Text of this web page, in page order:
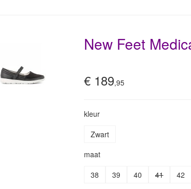
New Feet
€ 189,95
kleur
Zwart
maat
38
39 40 41
42